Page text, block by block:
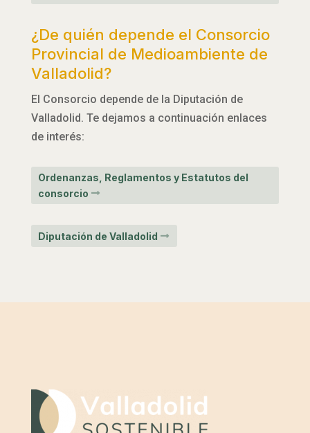
¿De quién depende el Consorcio
Provincial de Medioambiente de
Valladolid?
El Consorcio depende de la Diputación de
Valladolid. Te dejamos a continuación enlaces
de interés:
Ordenanzas, Reglamentos y Estatutos del
consorcio
Diputación de Valladolid